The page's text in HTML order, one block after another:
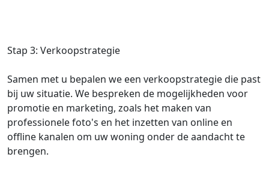
Stap 3: Verkoopstrategie
Samen met u bepalen we een verkoopstrategie die past
bij uw situatie. We bespreken de mogelijkheden voor
promotie en marketing, zoals het maken van
professionele foto's en het inzetten van online en
offline kanalen om uw woning onder de aandacht te
brengen.